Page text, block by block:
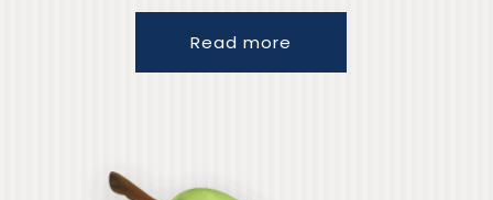
Read more